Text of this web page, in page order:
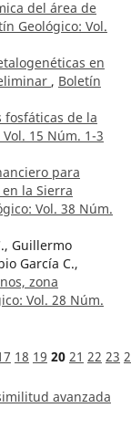
del área de
Geológico: Vol.
en
, Boletín
fosfáticas de la
15 Núm. 1-3
para
la Sierra
Vol. 38 Núm.
Guillermo
García C.,
zona
Vol. 28 Núm.
18 19 20 21 22 23
avanzada